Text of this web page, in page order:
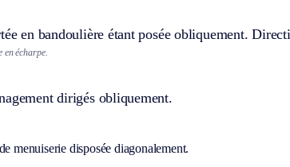
en bandoulière étant posée obliquement.
en écharpe.
dirigés obliquement.
menuiserie disposée diagonalement.